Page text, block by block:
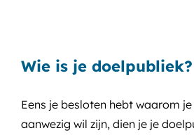
Wie is je doelpubliek?
Eens je besloten hebt waarom
aanwezig wil zijn, dien je je